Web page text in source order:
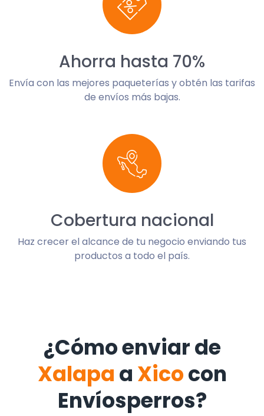
Ahorra hasta 70%
Envía con las mejores paqueterías y obtén las tarifas
de envíos más bajas.
Cobertura nacional
Haz crecer el alcance de tu negocio enviando tus
productos a todo el país.
¿Cómo enviar de
Xalapa a Xicocon
Envíosperros?